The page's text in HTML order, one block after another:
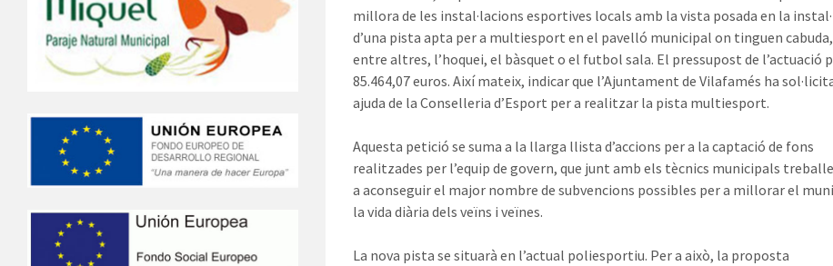
millora de les instal·lacions esportives locals amb la vista posada en la
d’una pista apta per a multiesport en el pavelló municipal on tinguen cabuda,
entre altres, l’hoquei, el bàsquet o el futbol sala. El pressupost de l’actuació
85.464,07 euros. Així mateix, indicar que l’Ajuntament de Vilafamés ha
ajuda de la Conselleria d’Esport per a realitzar la pista multiesport.
Aquesta petició se suma a la llarga llista d’accions per a la captació de fons
realitzades per l’equip de govern, que junt amb els tècnics municipals
a aconseguir el major nombre de subvencions possibles per a millorar el
la vida diària dels veïns i veïnes.
La nova pista se situarà en l’actual poliesportiu. Per a això, la proposta